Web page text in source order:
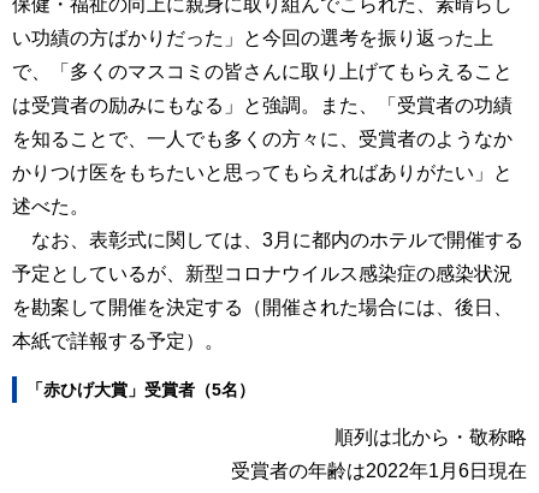
保健・福祉の向上に親身に取り組んでこられた、素晴らし
い功績の方ばかりだった」と今回の選考を振り返った上
で、「多くのマスコミの皆さんに取り上げてもらえること
は受賞者の励みにもなる」と強調。また、「受賞者の功績
を知ることで、一人でも多くの方々に、受賞者のようなか
かりつけ医をもちたいと思ってもらえればありがたい」と
述べた。
なお、表彰式に関しては、3月に都内のホテルで開催する
予定としているが、新型コロナウイルス感染症の感染状況
を勘案して開催を決定する（開催された場合には、後日、
本紙で詳報する予定）。
「赤ひげ大賞」受賞者（5名）
順列は北から・敬称略
受賞者の年齢は2022年1月6日現在